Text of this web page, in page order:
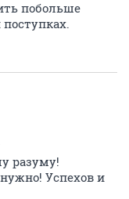
побольше
разуму!
Успехов и